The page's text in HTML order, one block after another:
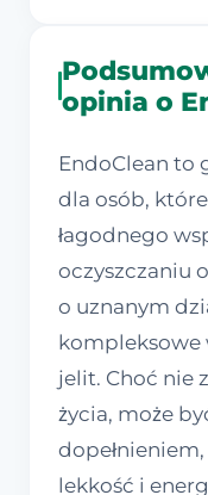
opinia o
EndoClean to
dla osób,
łagodnego
oczyszczaniu
o uznanym
kompleksowe
jelit. Choć nie
życia, może
lekkość i